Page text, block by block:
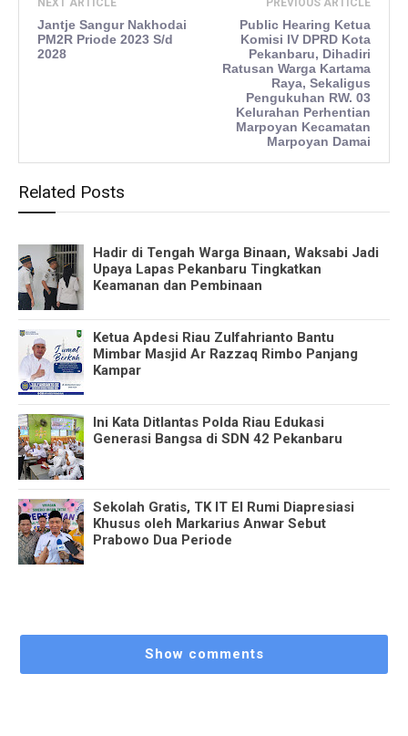
NEXT ARTICLE
Jantje Sangur Nakhodai
PM2R Priode 2023 S/d
2028
PREVIOUS ARTICLE
Public Hearing Ketua
Komisi IV DPRD Kota
Pekanbaru, Dihadiri
Ratusan Warga Kartama
Raya, Sekaligus
Pengukuhan RW. 03
Kelurahan Perhentian
Marpoyan Kecamatan
Marpoyan Damai
Related Posts
Hadir di Tengah Warga Binaan, Waksabi Jadi
Upaya Lapas Pekanbaru Tingkatkan
Keamanan dan Pembinaan
Ketua Apdesi Riau Zulfahrianto Bantu
Mimbar Masjid Ar Razzaq Rimbo Panjang
Kampar
Ini Kata Ditlantas Polda Riau Edukasi
Generasi Bangsa di SDN 42 Pekanbaru
Sekolah Gratis, TK IT El Rumi Diapresiasi
Khusus oleh Markarius Anwar Sebut
Prabowo Dua Periode
Show comments